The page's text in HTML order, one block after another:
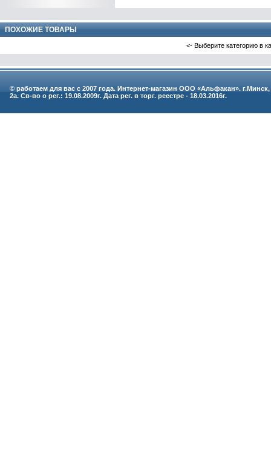
ПОХОЖИЕ ТОВАРЫ
<- Выберите категорию в
© работаем для вас с 2007 года. Интернет-магазин ООО «Альфакан».
2а. Св-во о рег.: 19.08.2009г. Дата рег. в торг. реестре - 18.03.2016г.